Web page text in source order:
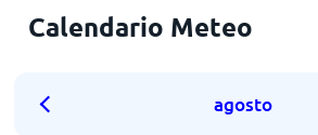
Calendario Meteo
agosto